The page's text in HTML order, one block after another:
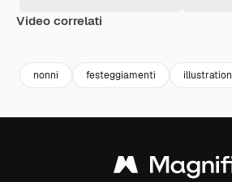
Video correlati
nonni festeggiamenti illustration